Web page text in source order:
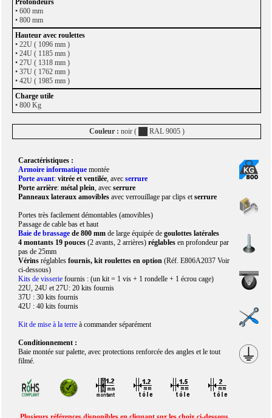
•600 mm
• 800 mm
• 22U ( 1096 mm )
• 24U ( 1185 mm )
• 27U ( 1318 mm )
• 37U ( 1762 mm )
• 42U ( 1985 mm )
• 800 Kg
Couleur : noir ( RAL 9005 )
Caractéristiques :
Armoire informatique montée
Porte avant: vitrée et ventilée, avecserrure
Porte arrière:métal plein, avecserrure
Panneaux lateraux amoviblesavec verrouillage par clips etserrure
Portes très facilement démontables (amovibles)
Passage de cable bas et haut
Baie de brassage de 800 mm de large équipée degoulottes latérales
4 montants 19 pouces(2 avants, 2 arrières) réglablesen profondeur par
pas de 25mm
Vérins réglablesfournis, kit roulettes en option(Réf. E806A2037 Voir
ci-dessous)
Kits de visserie fournis : (un kit = 1 vis + 1 rondelle + 1 écrou cage)
22U, 24U et 27U: 20 kits fournis
37U : 30 kits fournis
42U : 40 kits fournis
Kit de mise à la terre à commander séparément
Conditionnement :
Baie montée sur palette, avec protections renforcée des angles et le tout
filmé.